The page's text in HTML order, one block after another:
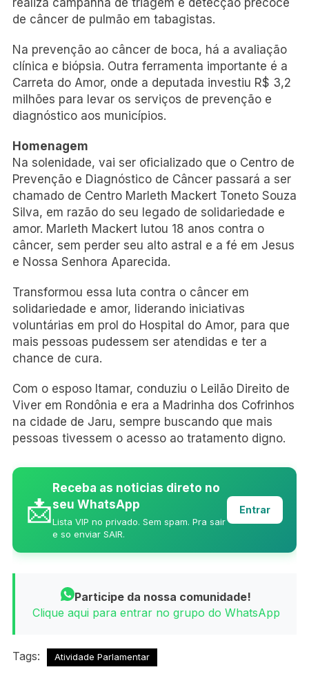
de câncer de pulmão em tabagistas.
Na prevenção ao câncer de boca, há a avaliação
clínica e biópsia. Outra ferramenta importante é a
Carreta do Amor, onde a deputada investiu R$ 3,2
milhões para levar os serviços de prevenção e
diagnóstico aos municípios.
Homenagem
Na solenidade, vai ser oficializado que o Centro de
Prevenção e Diagnóstico de Câncer passará a ser
chamado de Centro Marleth Mackert Toneto Souza
Silva, em razão do seu legado de solidariedade e
amor. Marleth Mackert lutou 18 anos contra o
câncer, sem perder seu alto astral e a fé em Jesus
e Nossa Senhora Aparecida.
Transformou essa luta contra o câncer em
solidariedade e amor, liderando iniciativas
voluntárias em prol do Hospital do Amor, para que
mais pessoas pudessem ser atendidas e ter a
chance de cura.
Com o esposo Itamar, conduziu o Leilão Direito de
Viver em Rondônia e era a Madrinha dos Cofrinhos
na cidade de Jaru, sempre buscando que mais
pessoas tivessem o acesso ao tratamento digno.
📩
Receba as noticias direto no
seu WhatsApp
Lista VIP no privado. Sem spam. Pra sair
e so enviar SAIR.
Entrar
Participe da nossa comunidade!
Clique aqui para entrar no grupo do WhatsApp
Tags: Atividade Parlamentar